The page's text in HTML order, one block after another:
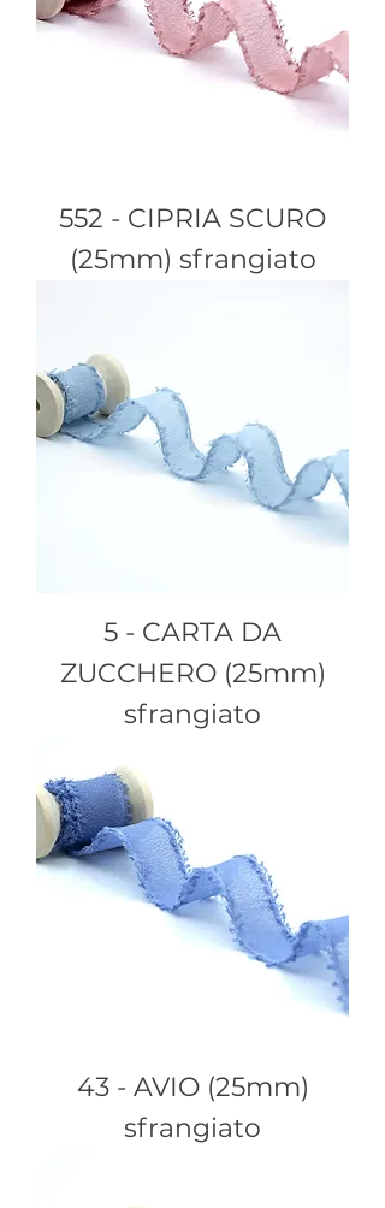
552 - CIPRIA SCURO
(25mm) sfrangiato
5 - CARTA DA
ZUCCHERO (25mm)
sfrangiato
43 - AVIO (25mm)
sfrangiato